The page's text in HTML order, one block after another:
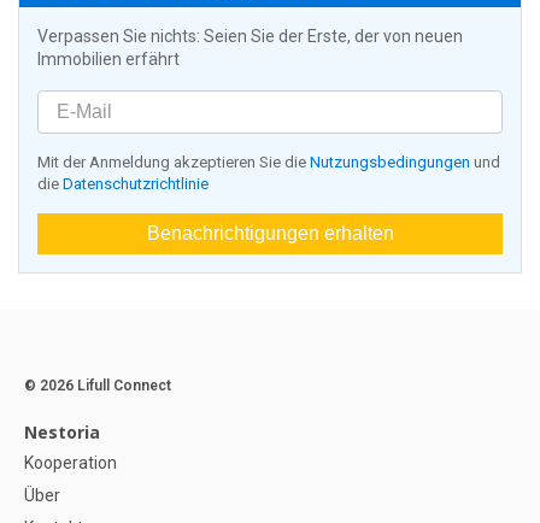
Verpassen Sie nichts: Seien Sie der Erste, der von neuen
Immobilien erfährt
Mit der Anmeldung akzeptieren Sie die Nutzungsbedingungen und
die Datenschutzrichtlinie
Benachrichtigungen erhalten
© 2026 Lifull Connect
Nestoria
Kooperation
Über